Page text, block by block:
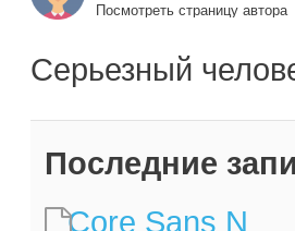
Посмотреть страницу автора
Серьезный
Последние
Core Sans N